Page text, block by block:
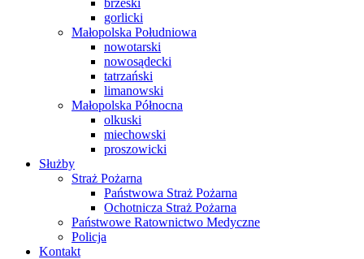
brzeski
gorlicki
Małopolska Południowa
nowotarski
nowosądecki
tatrzański
limanowski
Małopolska Północna
olkuski
miechowski
proszowicki
Służby
Straż Pożarna
Państwowa Straż Pożarna
Ochotnicza Straż Pożarna
Państwowe Ratownictwo Medyczne
Policja
Kontakt